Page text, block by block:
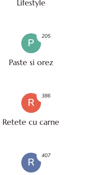
Lifestyle
P
Paste si orez
205
R
Retete cu carne
386
R
407